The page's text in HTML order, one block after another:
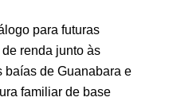
para futuras
renda junto às
baías de Guanabara e
familiar de base